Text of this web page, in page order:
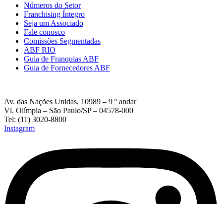
Números do Setor
Franchising Íntegro
Seja um Associado
Fale conosco
Comissões Segmentadas
ABF RIO
Guia de Franquias ABF
Guia de Fornecedores ABF
Av. das Nações Unidas, 10989 – 9 º andar
Vl. Olímpia – São Paulo/SP – 04578-000
Tel: (11) 3020-8800
Instagram